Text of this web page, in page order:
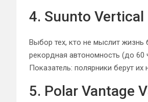
4. Suunto Vertical
Выбор тех, кто не мыслит жизнь
рекордная автономность (до 60
Показатель: полярники берут
5. Polar Vantage